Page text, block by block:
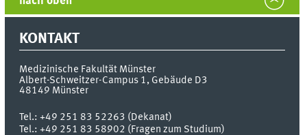
KONTAKT
Medizinische Fakultät Münster
Albert-Schweitzer-Campus 1, Gebäude D3
48149 Münster
Tel.:+49 251 83 52263 (Dekanat)
Tel.: +49 251 83 58902 (Fragen zum Studium)